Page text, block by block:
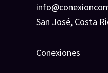
San José, Costa
Conexiones